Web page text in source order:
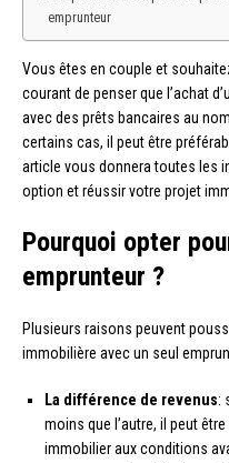
emprunteur
Vous êtes en couple et
courant de penser que l’achat
avec des prêts bancaires au
certains cas, il peut être
article vous donnera toutes les
option et réussir votre projet
Pourquoi opter
emprunteur ?
Plusieurs raisons peuvent
immobilière avec un seul
La différence de revenus:
moins que l’autre, il peut
immobilier aux conditions